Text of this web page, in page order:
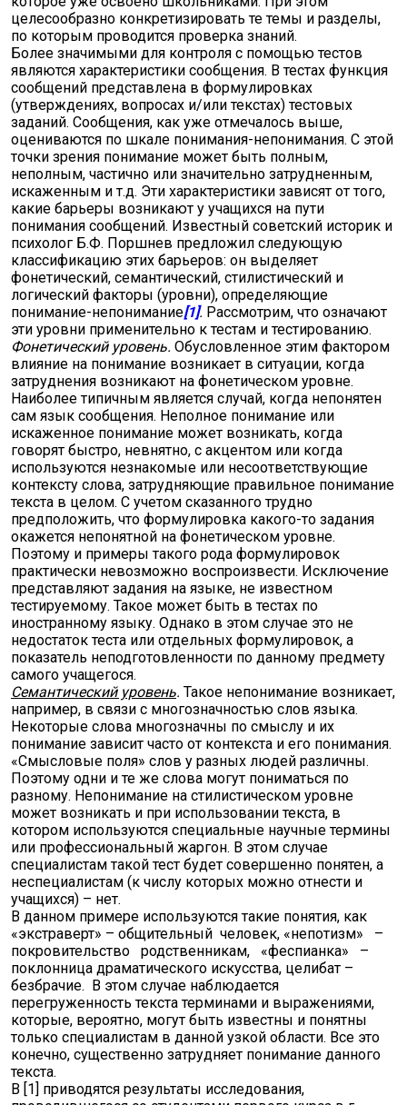
целесообразно конкретизировать те темы и разделы,
по которым проводится проверка знаний.
Более значимыми для контроля с помощью тестов
являются характеристики сообщения. В тестах функция
сообщений представлена в формулировках
(утверждениях, вопросах и/или текстах) тестовых
заданий. Сообщения, как уже отмечалось выше,
оцениваются по шкале понимания-непонимания. С этой
точки зрения понимание может быть полным,
неполным, частично или значительно затрудненным,
искаженным и т.д. Эти характеристики зависят от того,
какие барьеры возникают у учащихся на пути
понимания сообщений. Известный советский историк и
психолог Б.Ф. Поршнев предложил следующую
классификацию этих барьеров: он выделяет
фонетический, семантический, стилистический и
логический факторы (уровни), определяющие
понимание-непонимание[1]. Рассмотрим, что означают
эти уровни применительно к тестам и тестированию.
Фонетический уровень. Обусловленное этим фактором
влияние на понимание возникает в ситуации, когда
затруднения возникают на фонетическом уровне.
Наиболее типичным является случай, когда непонятен
сам язык сообщения. Неполное понимание или
искаженное понимание может возникать, когда
говорят быстро, невнятно, с акцентом или когда
используются незнакомые или несоответствующие
контексту слова, затрудняющие правильное понимание
текста в целом. С учетом сказанного трудно
предположить, что формулировка какого-то задания
окажется непонятной на фонетическом уровне.
Поэтому и примеры такого рода формулировок
практически невозможно воспроизвести. Исключение
представляют задания на языке, не известном
тестируемому. Такое может быть в тестах по
иностранному языку. Однако в этом случае это не
недостаток теста или отдельных формулировок, а
показатель неподготовленности по данному предмету
самого учащегося.
Семантический уровень. Такое непонимание возникает,
например, в связи с многозначностью слов языка.
Некоторые слова многозначны по смыслу и их
понимание зависит часто от контекста и его понимания.
«Смысловые поля» слов у разных людей различны.
Поэтому одни и те же слова могут пониматься по
разному. Непонимание на стилистическом уровне
может возникать и при использовании текста, в
котором используются специальные научные термины
или профессиональный жаргон. В этом случае
специалистам такой тест будет совершенно понятен, а
неспециалистам (к числу которых можно отнести и
учащихся) – нет.
В данном примере используются такие понятия, как
«экстраверт» – общительный человек, «непотизм» –
покровительство родственникам, «феспианка» –
поклонница драматического искусства, целибат –
безбрачие. В этом случае наблюдается
перегруженность текста терминами и выражениями,
которые, вероятно, могут быть известны и понятны
только специалистам в данной узкой области. Все это
конечно, существенно затрудняет понимание данного
текста.
В [1] приводятся результаты исследования,